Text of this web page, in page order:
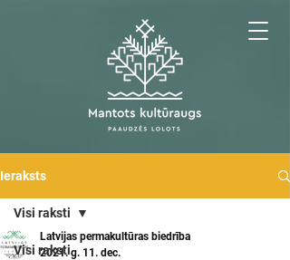
Ieraksts
Visi raksti
Visi raksti
Latvijas permakultūras biedrība
2021. g. 11. dec.